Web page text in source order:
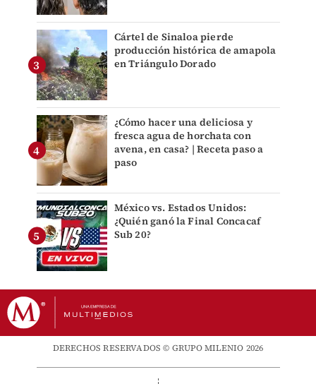
Cártel de Sinaloa pierde
producción histórica de amapola
en Triángulo Dorado
¿Cómo hacer una deliciosa y
fresca agua de horchata con
avena, en casa? | Receta paso a
paso
México vs. Estados Unidos:
¿Quién ganó la Final Concacaf
Sub 20?
DERECHOS RESERVADOS © GRUPO MILENIO 2026